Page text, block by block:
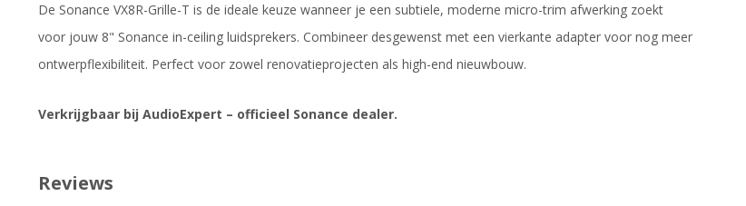
De Sonance VX8R-Grille-T is de ideale keuze wanneer je een subtiele, moderne micro-trim afwerking zoekt
voor jouw 8" Sonance in-ceiling luidsprekers. Combineer desgewenst met een vierkante adapter voor nog meer
ontwerpflexibiliteit. Perfect voor zowel renovatieprojecten als high-end nieuwbouw.
Verkrijgbaar bij AudioExpert – officieel Sonance dealer.
Reviews